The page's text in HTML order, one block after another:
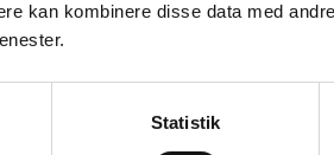
kan kombinere disse data med
Statistik